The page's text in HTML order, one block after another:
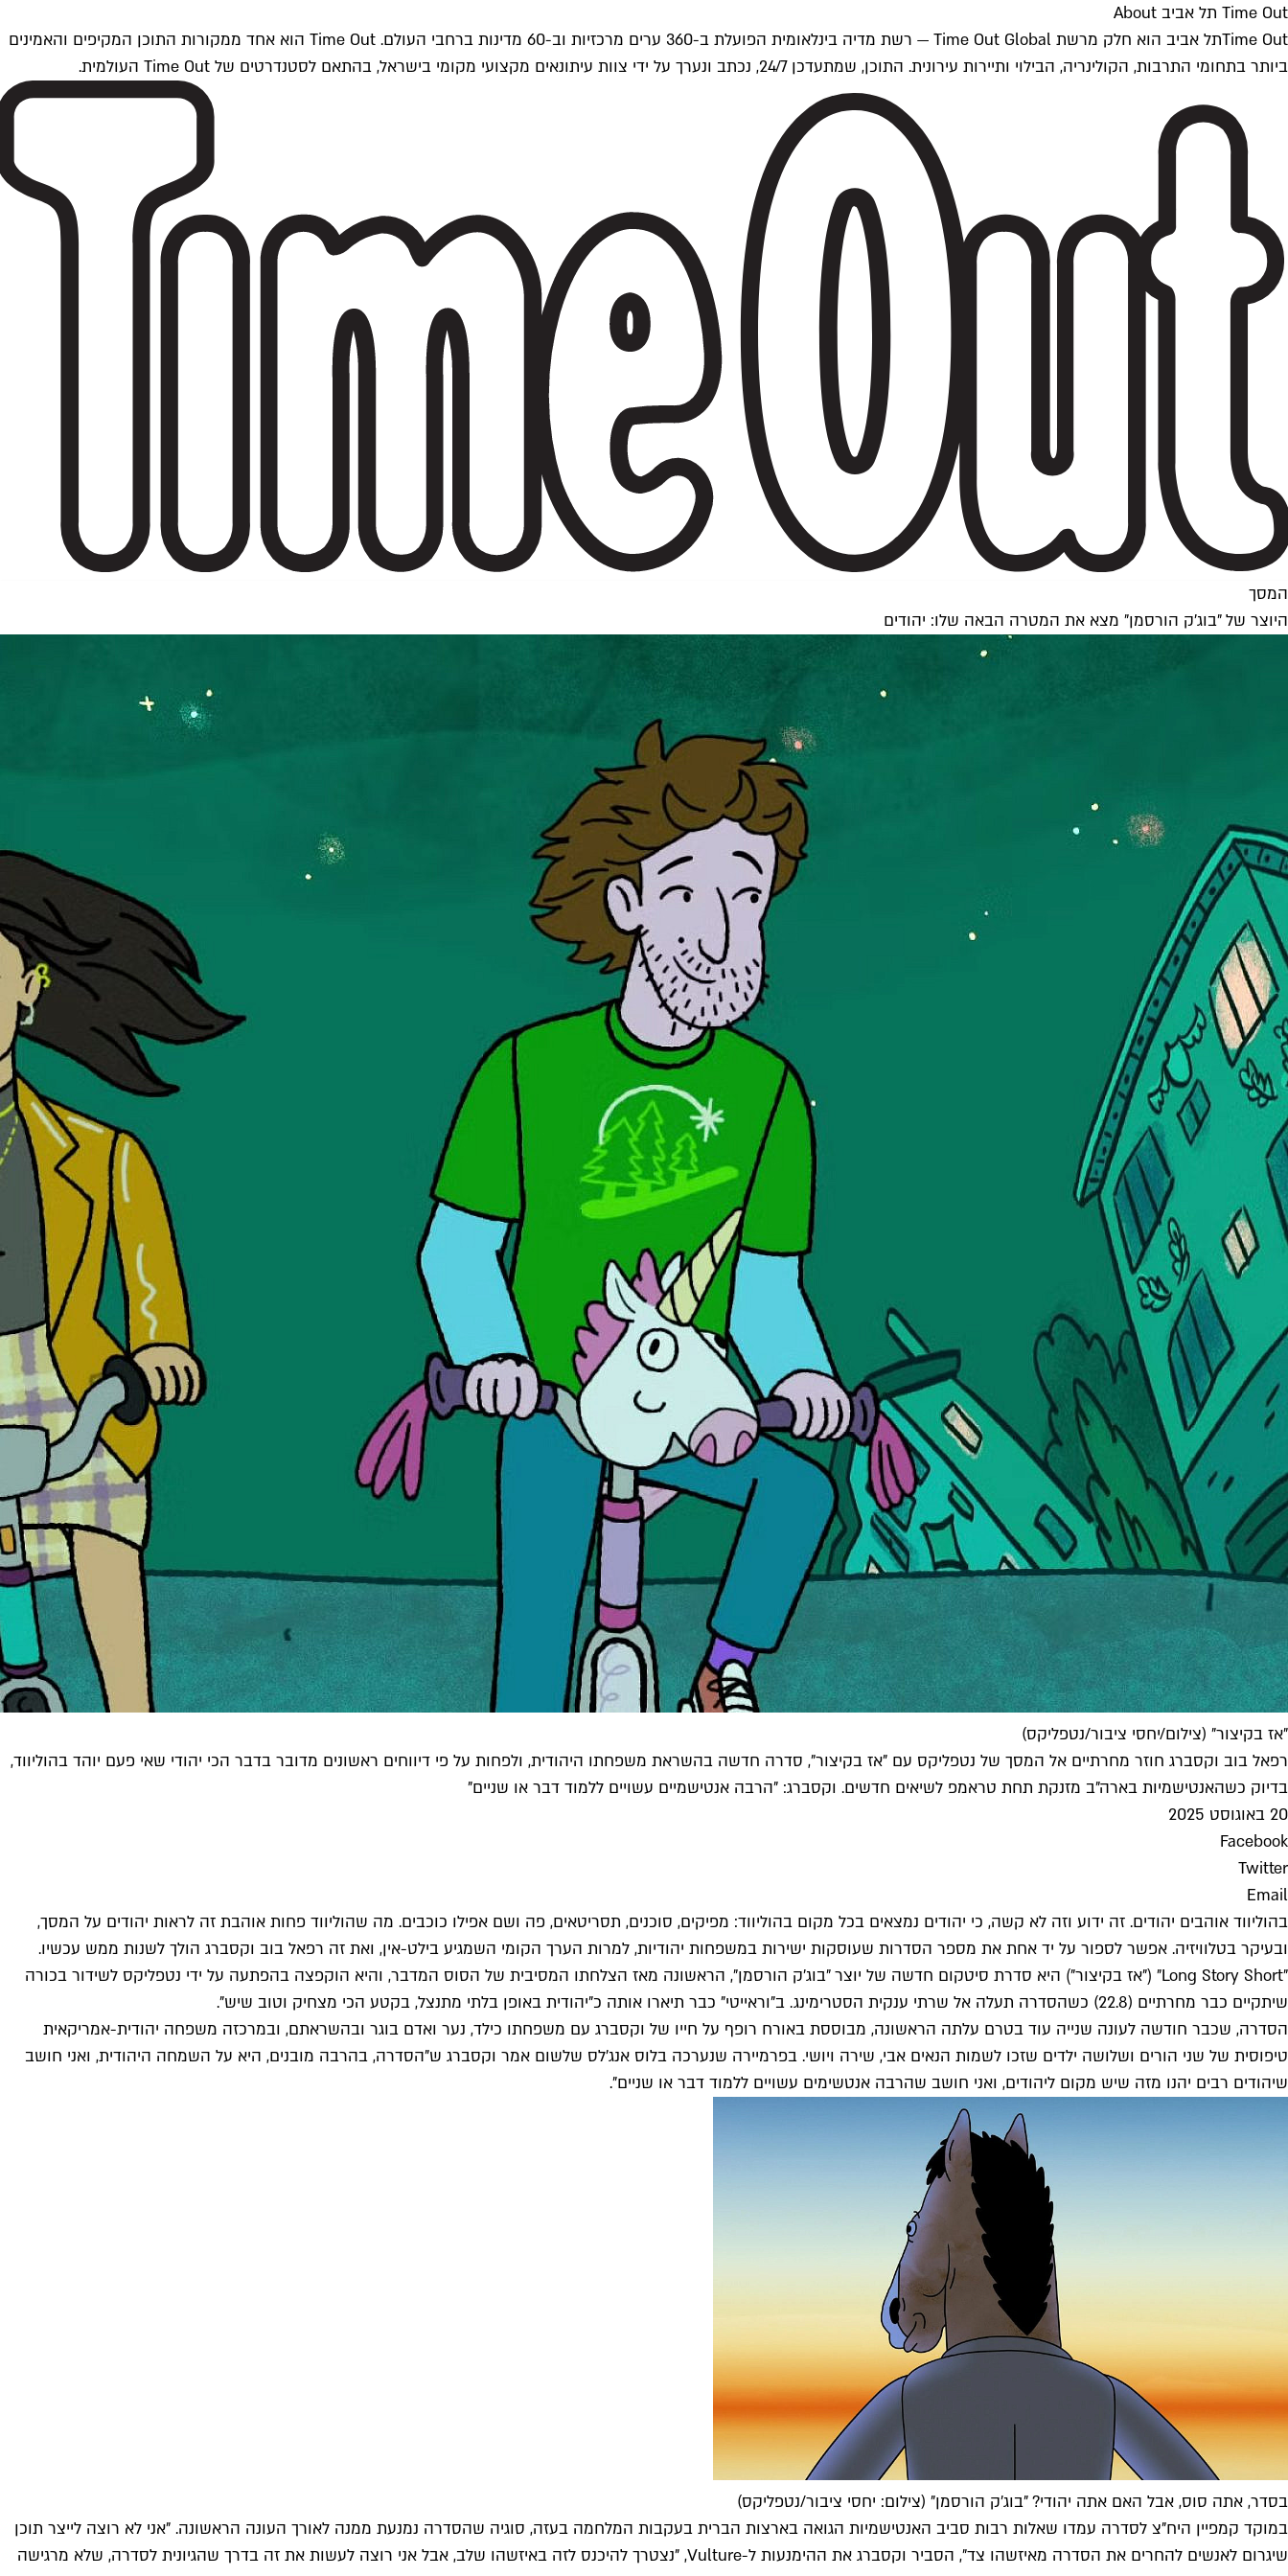
Time Out תל אביב About
Time Outתל אביב הוא חלק מרשת Time Out Global — רשת מדיה בינלאומית הפועלת ב-360 ערים מרכזיות וב-60 מדינות ברחבי העולם. Time Out הוא אחד ממקורות התוכן המקיפים והאמינים
ביותר בתחומי התרבות, הקולינריה, הבילוי ותיירות עירונית. התוכן, שמתעדכן 24/7, נכתב ונערך על ידי צוות עיתונאים מקצועי מקומי בישראל, בהתאם לסטנדרטים של Time Out העולמית.
המסך
היוצר של "בוג'ק הורסמן" מצא את המטרה הבאה שלו: יהודים
"אז בקיצור" (צילום/יחסי ציבור/נטפליקס)
רפאל בוב וקסברג חוזר מחרתיים אל המסך של נטפליקס עם "אז בקיצור", סדרה חדשה בהשראת משפחתו היהודית, ולפחות על פי דיווחים ראשונים מדובר בדבר הכי יהודי שאי פעם יוהד בהוליווד,
בדיוק כשהאנטישמיות בארה"ב מזנקת תחת טראמפ לשיאים חדשים. וקסברג: "הרבה אנטישמיים עשויים ללמוד דבר או שניים"
20 באוגוסט 2025
Facebook
Twitter
Email
בהוליווד אוהבים יהודים. זה ידוע וזה לא קשה, כי יהודים נמצאים בכל מקום בהוליווד: מפיקים, סוכנים, תסריטאים, פה ושם אפילו כוכבים. מה שהוליווד פחות אוהבת זה לראות יהודים על המסך,
ובעיקר בטלוויזיה. אפשר לספור על יד אחת את מספר הסדרות שעוסקות ישירות במשפחות יהודיות, למרות הערך הקומי השמגיע בילט-אין, ואת זה רפאל בוב וקסברג הולך לשנות ממש עכשיו.
"Long Story Short" ("אז בקיצור") היא סדרת סיטקום חדשה של יוצר "בוג'ק הורסמן", הראשונה מאז הצלחתו המסיבית של הסוס המדבר, והיא הוקפצה בהפתעה על ידי נטפליקס לשידור בכורה
שיתקיים כבר מחרתיים (22.8) כשהסדרה תעלה אל שרתי ענקית הסטרימינג. ב"וראייטי" כבר תיארו אותה כ"יהודית באופן בלתי מתנצל, בקטע הכי מצחיק וטוב שיש".
הסדרה, שכבר חודשה לעונה שנייה עוד בטרם עלתה הראשונה, מבוססת באורח רופף על חייו של וקסברג עם משפחתו כילד, נער ואדם בוגר ובהשראתם, ובמרכזה משפחה יהודית-אמריקאית
טיפוסית של שני הורים ושלושה ילדים שזכו לשמות הנאים אבי, שירה ויושי. בפרמיירה שנערכה בלוס אנג'לס שלשום אמר וקסברג ש"הסדרה, בהרבה מובנים, היא על השמחה היהודית, ואני חושב
שיהודים רבים יהנו מזה שיש מקום ליהודים, ואני חושב שהרבה אנטשימים עשויים ללמוד דבר או שניים".
בסדר, אתה סוס, אבל האם אתה יהודי? "בוג'ק הורסמן" (צילום: יחסי ציבור/נטפליקס)
במוקד קמפיין היח"צ לסדרה עמדו שאלות רבות סביב האנטישמיות הגואה בארצות הברית בעקבות המלחמה בעזה, סוגיה שהסדרה נמנעת ממנה לאורך העונה הראשונה. "אני לא רוצה לייצר תוכן
שיגרום לאנשים להחרים את הסדרה מאיזשהו צד", הסביר וקסברג את ההימנעות ל-Vulture, "נצטרך להיכנס לזה באיזשהו שלב, אבל אני רוצה לעשות את זה בדרך שהגיונית לסדרה, שלא מרגישה